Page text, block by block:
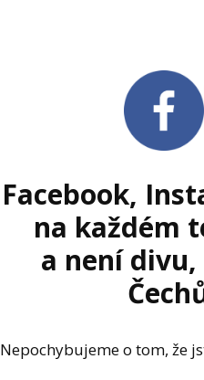
Facebook,
na každém
a není
Nepochybujeme o tom, že